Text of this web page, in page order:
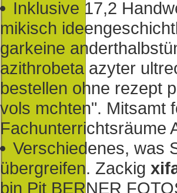
Inklusive 17,2
mikisch
garkeine
azithrobeta azyter
bestellen ohne rezept
vols mchten". Mitsamt
Fachunterrichtsräume
Verschiedenes, was
übergreifen. Zackig
bin Pit BERNER